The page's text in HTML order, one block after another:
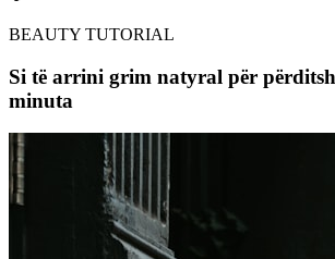
BEAUTY TUTORIAL
Si të arrini grim natyral për
minuta